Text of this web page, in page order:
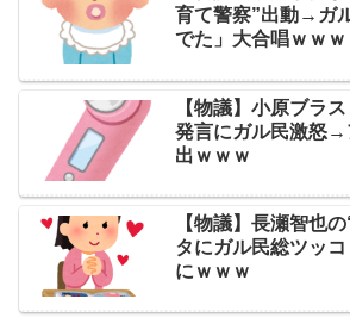
育て警察”出動→ガ
でた」大合唱ｗｗｗ
【物議】小原ブラ
発言にガル民激怒→
出ｗｗｗ
【物議】長瀬智也
タにガル民総ツッ
にｗｗｗ